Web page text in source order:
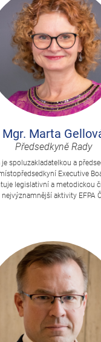
Mgr. Marta
Předsedkyně Rady
je spoluzakladatelkou a
Executive
legislativní a metodickou
nejvýznamnější aktivity EFPA